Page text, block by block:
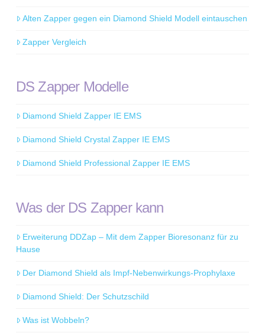
Alten Zapper gegen ein Diamond Shield Modell eintauschen
Zapper Vergleich
DS Zapper Modelle
Diamond Shield Zapper IE EMS
Diamond Shield Crystal Zapper IE EMS
Diamond Shield Professional Zapper IE EMS
Was der DS Zapper kann
Erweiterung DDZap – Mit dem Zapper Bioresonanz für zu
Hause
Der Diamond Shield als Impf-Nebenwirkungs-Prophylaxe
Diamond Shield: Der Schutzschild
Was ist Wobbeln?